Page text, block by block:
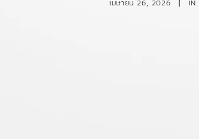
เมษายน 26, 2026 | IN